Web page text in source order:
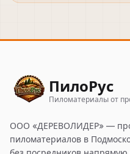
ПилоРус
Пиломатериалы от
ООО «ДЕРЕВОЛИДЕР» —
пиломатериалов в